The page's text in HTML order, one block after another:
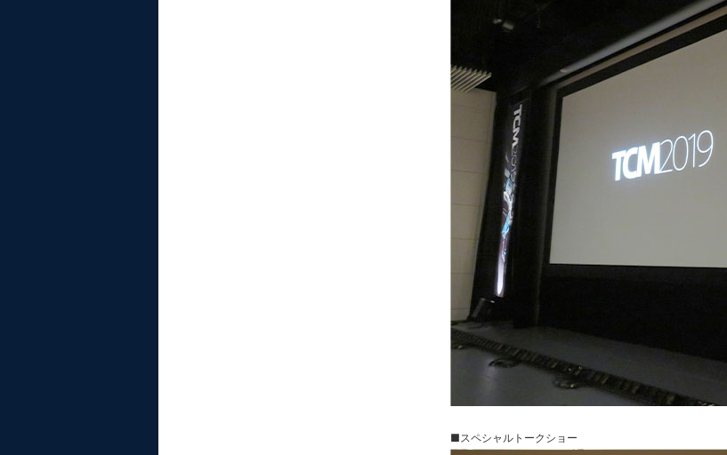
■スペシャルトークショー